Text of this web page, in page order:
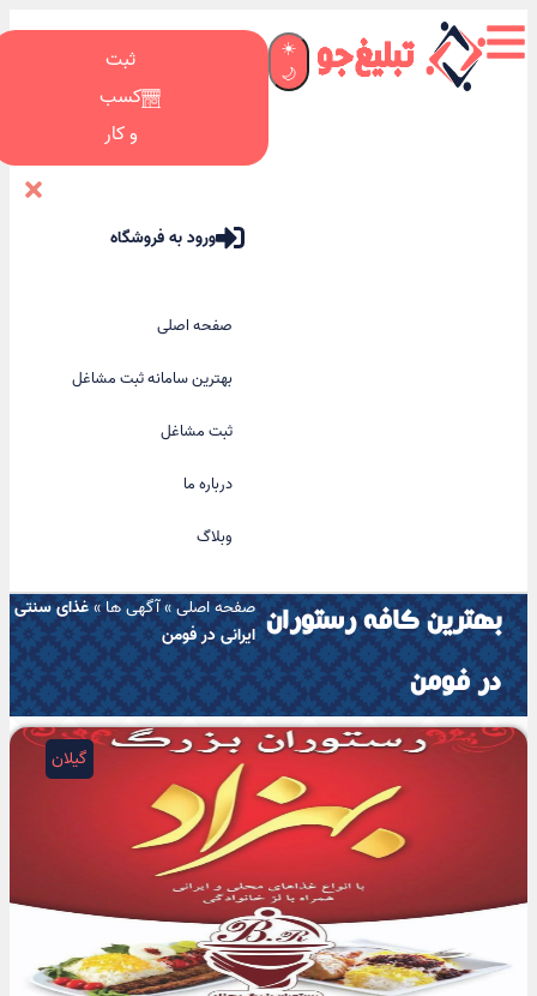
☀️
🌙
ثبت
کسب
و کار
ورود به فروشگاه
صفحه اصلی
بهترین سامانه ثبت مشاغل
ثبت مشاغل
درباره ما
وبلاگ
بهترین کافه رستوران
در فومن
صفحه اصلی»آگهی ها»غذای سنتی
ایرانی در فومن
گیلان